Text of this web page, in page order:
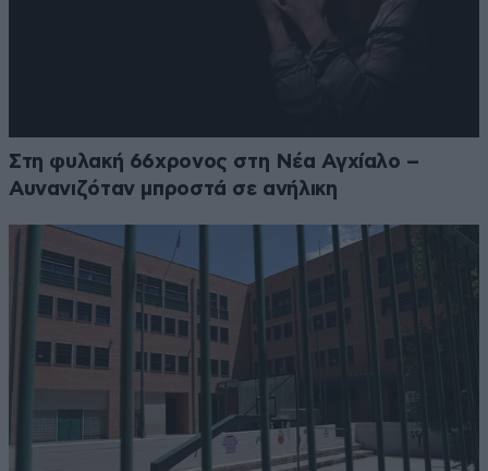
Στη φυλακή 66χρονος στη Νέα Αγχίαλο –
Αυνανιζόταν μπροστά σε ανήλικη